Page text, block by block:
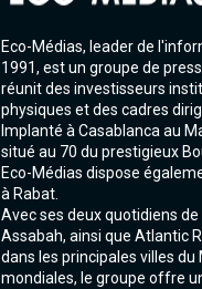
Eco-Médias, leader de
1991, est un groupe de
réunit des investisseurs
physiques et des cadres
Implanté à Casablanca au
situé au 70 du prestigieux
Eco-Médias dispose
à Rabat.
Avec ses deux quotidiens
Assabah, ainsi que Atlantic
dans les principales villes
mondiales, le groupe offre